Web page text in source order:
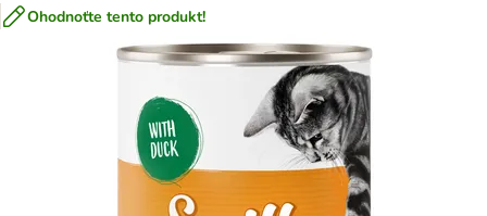
Ohodnoťte tento produkt!